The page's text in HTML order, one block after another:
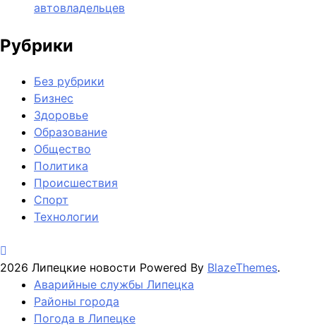
автовладельцев
Рубрики
Без рубрики
Бизнес
Здоровье
Образование
Общество
Политика
Происшествия
Спорт
Технологии
2026 Липецкие новости Powered By BlazeThemes.
Аварийные службы Липецка
Районы города
Погода в Липецке